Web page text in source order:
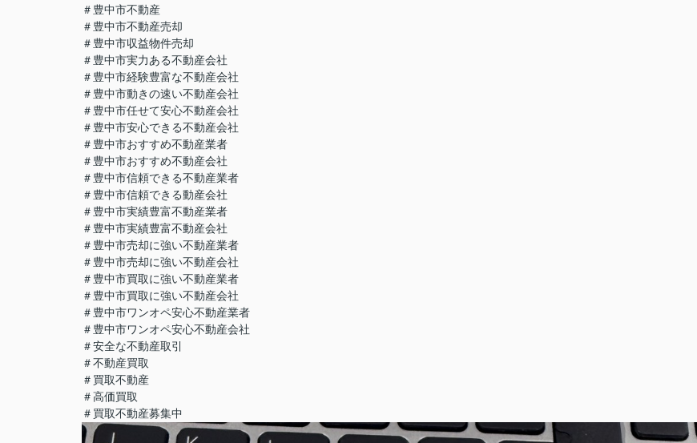
＃豊中市不動産
＃豊中市不動産売却
＃豊中市収益物件売却
＃豊中市実力ある不動産会社
＃豊中市経験豊富な不動産会社
＃豊中市動きの速い不動産会社
＃豊中市任せて安心不動産会社
＃豊中市安心できる不動産会社
＃豊中市おすすめ不動産業者
＃豊中市おすすめ不動産会社
＃豊中市信頼できる不動産業者
＃豊中市信頼できる動産会社
＃豊中市実績豊富不動産業者
＃豊中市実績豊富不動産会社
＃豊中市売却に強い不動産業者
＃豊中市売却に強い不動産会社
＃豊中市買取に強い不動産業者
＃豊中市買取に強い不動産会社
＃豊中市ワンオペ安心不動産業者
＃豊中市ワンオペ安心不動産会社
＃安全な不動産取引
＃不動産買取
＃買取不動産
＃高価買取
＃買取不動産募集中